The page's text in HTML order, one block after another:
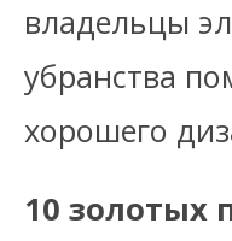
владельцы
убранства
хорошего
10 золотых